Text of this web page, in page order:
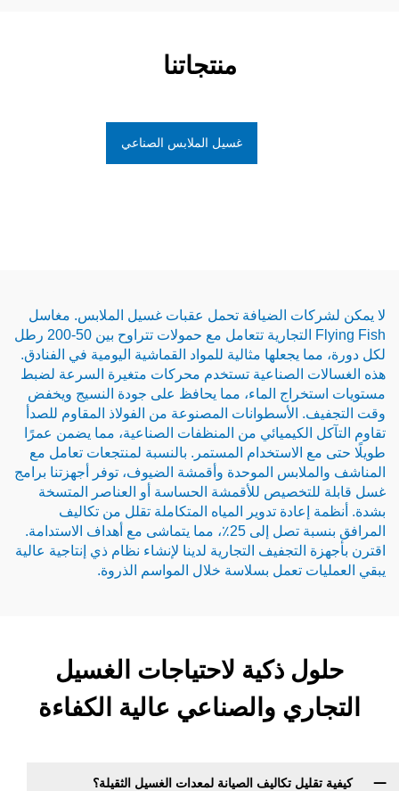
غسيل الملابس الصناعي
الضيافة تحمل عقبات غسيل الملابس. مغاسل
Flying Fish التجارية تتعامل مع حمولات تتراوح بين 50-200 رطل
يجعلها مثالية للمواد القماشية اليومية في الفنادق.
الصناعية تستخدم محركات متغيرة السرعة لضبط
الماء، مما يحافظ على جودة النسيج ويخفض
الأسطوانات المصنوعة من الفولاذ المقاوم للصدأ
الكيميائي من المنظفات الصناعية، مما يضمن عمرًا
الاستخدام المستمر. بالنسبة لمنتجعات تعامل مع
الموحدة وأقمشة الضيوف، توفر أجهزتنا برامج
للأقمشة الحساسة أو العناصر المتسخة
تدوير المياه المتكاملة تقلل من تكاليف
المرافق بنسبة تصل إلى 25٪، مما يتماشى مع أهداف الاستدامة.
التجفيف التجارية لدينا لإنشاء نظام ذي إنتاجية عالية
تعمل بسلاسة خلال المواسم الذروة.
ذكية لاحتياجات الغسيل
والصناعي عالية الكفاءة
تكاليف الصيانة لمعدات الغسيل الثقيلة؟